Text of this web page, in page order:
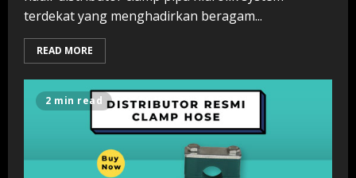
terdekat yang menghadirkan beragam...
READ MORE
2 min read